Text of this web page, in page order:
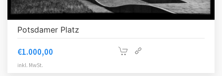
Potsdamer Platz
€1.000,00
inkl. MwSt.